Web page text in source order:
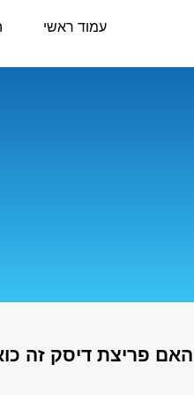
עמוד ראשי
האם פריצת דיסק זה